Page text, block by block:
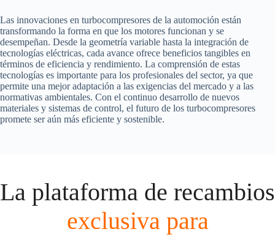
Las innovaciones en turbocompresores de la automoción están
transformando la forma en que los motores funcionan y se
desempeñan. Desde la geometría variable hasta la integración de
tecnologías eléctricas, cada avance ofrece beneficios tangibles en
términos de eficiencia y rendimiento. La comprensión de estas
tecnologías es importante para los profesionales del sector, ya que
permite una mejor adaptación a las exigencias del mercado y a las
normativas ambientales. Con el continuo desarrollo de nuevos
materiales y sistemas de control, el futuro de los turbocompresores
promete ser aún más eficiente y sostenible.
La plataforma de recambios
exclusiva para